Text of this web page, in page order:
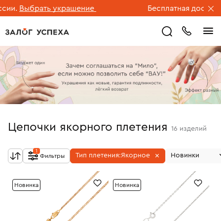
Выбрать украшение Бесплатная доставка
Цепочки якорного плетения 16 изделий
Фильтры
1
Тип плетения:Якорное Новинки
Новинка Новинка